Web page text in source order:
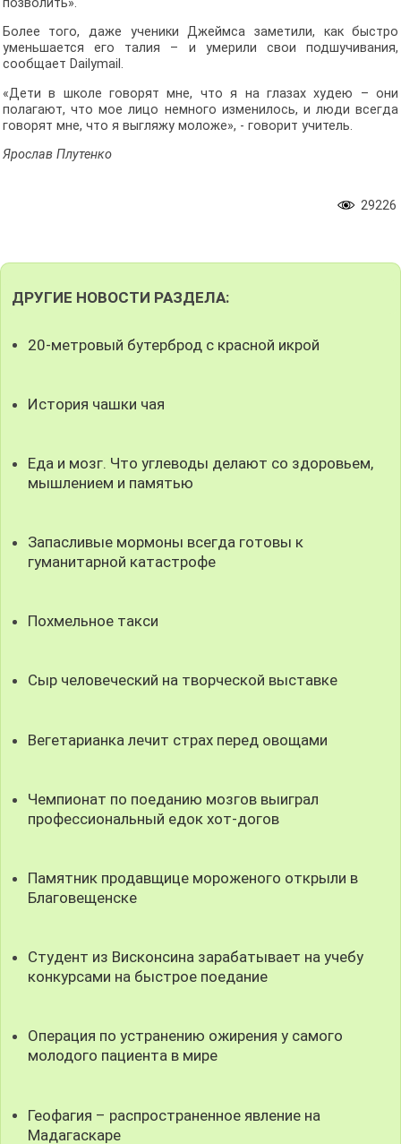
Более того, даже ученики Джеймса заметили, как быстро
уменьшается его талия – и умерили свои подшучивания,
сообщает Dailymail.
«Дети в школе говорят мне, что я на глазах худею – они
полагают, что мое лицо немного изменилось, и люди всегда
говорят мне, что я выгляжу моложе», - говорит учитель.
Ярослав Плутенко
29226
ДРУГИЕ НОВОСТИ РАЗДЕЛА:
20-метровый бутерброд с красной икрой
История чашки чая
Еда и мозг. Что углеводы делают со здоровьем,
мышлением и памятью
Запасливые мормоны всегда готовы к
гуманитарной катастрофе
Похмельное такси
Сыр человеческий на творческой выставке
Вегетарианка лечит страх перед овощами
Чемпионат по поеданию мозгов выиграл
профессиональный едок хот-догов
Памятник продавщице мороженого открыли в
Благовещенске
Студент из Висконсина зарабатывает на учебу
конкурсами на быстрое поедание
Операция по устранению ожирения у самого
молодого пациента в мире
Геофагия – распространенное явление на
Мадагаскаре